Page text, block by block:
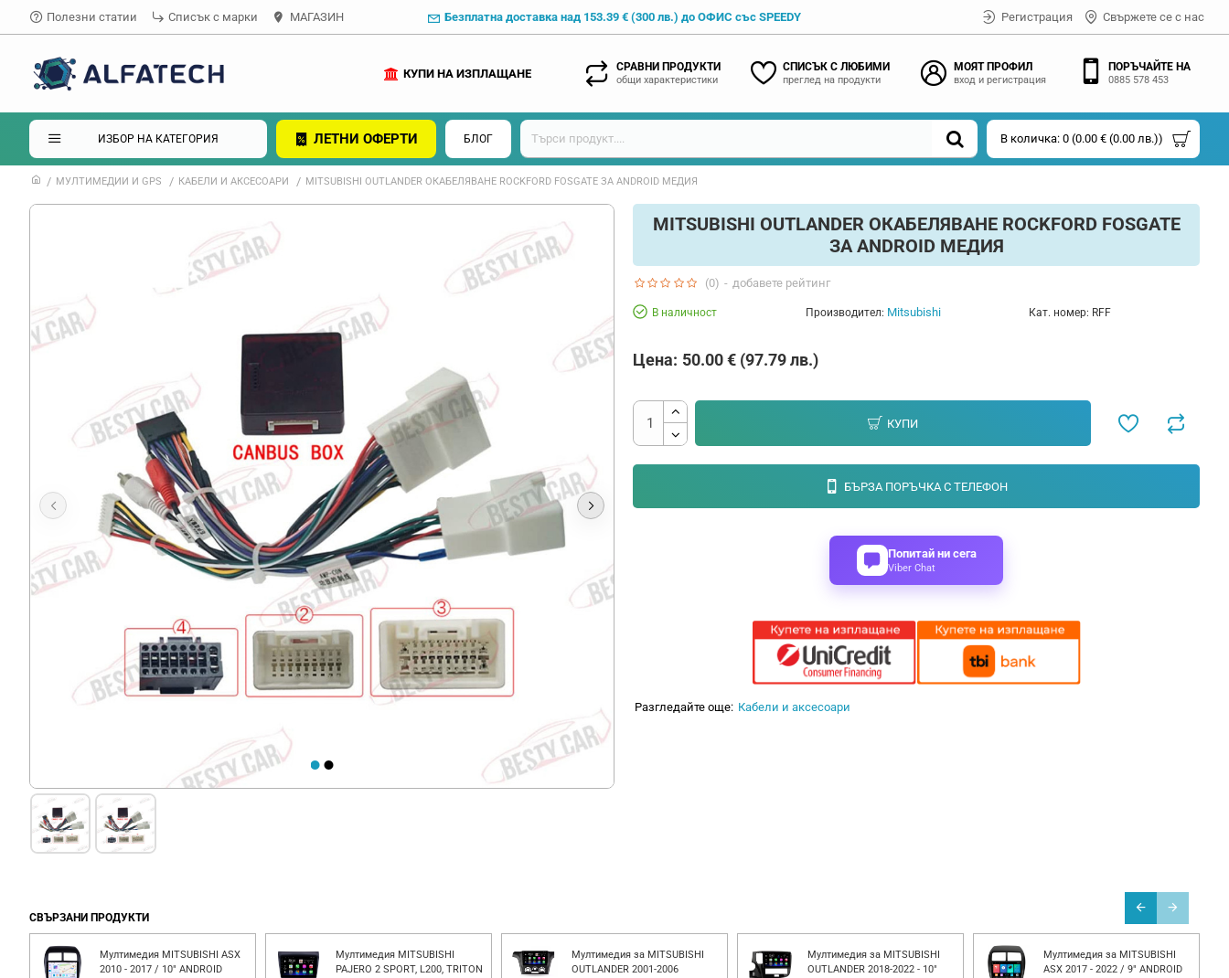
Полезни статии Списък с марки МАГАЗИН Безплатна доставка над 153.39 € (300 лв.) до ОФИС със SPEEDY Регистрация Свържете се с нас
СРАВНИ ПРОДУКТИ
общи характеристики
СПИСЪК С ЛЮБИМИ
преглед на продукти
МОЯТ ПРОФИЛ
вход и регистрация
ПОРЪЧАЙТЕ НА
0885 578 453
КУПИ НА ИЗПЛАЩАНЕ
ИЗБОР НА КАТЕГОРИЯ ЛЕТНИ ОФЕРТИ БЛОГ В количка: 0 (0.00 € (0.00 лв.))
МУЛТИМЕДИИ И GPS КАБЕЛИ И АКСЕСОАРИ MITSUBISHI OUTLANDER ОКАБЕЛЯВАНЕ ROCKFORD FOSGATE ЗА ANDROID МЕДИЯ
MITSUBISHI OUTLANDER ОКАБЕЛЯВАНЕ ROCKFORD FOSGATE
ЗА ANDROID МЕДИЯ
В наличност Производител: Mitsubishi Кат. номер: RFF
(0) - добавете рейтинг
Цена: 50.00 € (97.79 лв.)
КУПИ
БЪРЗА ПОРЪЧКА С ТЕЛЕФОН
Попитай ни сега
Viber Chat
Разгледайте още: Кабели и аксесоари
СВЪРЗАНИ ПРОДУКТИ
Мултимедия MITSUBISHI ASX
2010 - 2017 / 10" ANDROID
Мултимедия MITSUBISHI
PAJERO 2 SPORT, L200, TRITON
Мултимедия за MITSUBISHI
OUTLANDER 2001-2006
Мултимедия за MITSUBISHI
OUTLANDER 2018-2022 - 10"
Мултимедия за MITSUBISHI
ASX 2017 - 2022 / 9" ANDROID